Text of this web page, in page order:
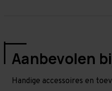
Aanbevolen
Handige accessoires en